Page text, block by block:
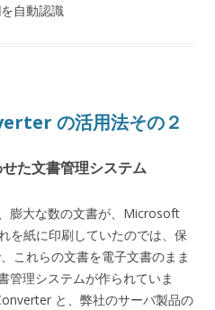
自動認識
の活用法その２
た文書管理システム
膨大な数の文書が、Microsoft
を紙に印刷していたのでは、保
これらの文書を電子文書のまま
管理システムが作られていま
と、弊社のサーバ製品の